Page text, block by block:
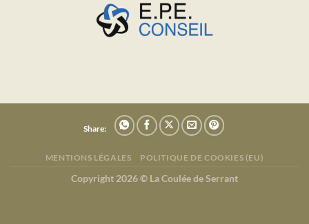
Share:
MENTIONS LÉGALES POLITIQUE DE COOKIES (EU)
Copyright 2026 © La Coulée de Serrant